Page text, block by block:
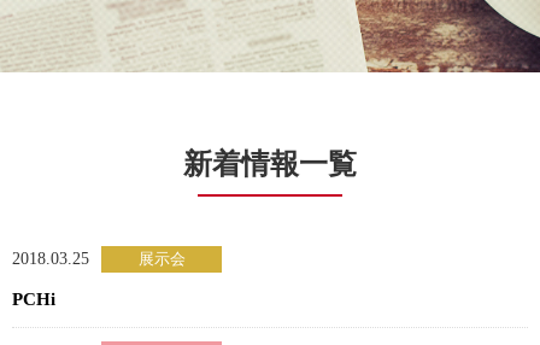
新着情報一覧
2018.03.25
PCHi